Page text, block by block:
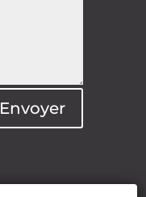
Envoyer